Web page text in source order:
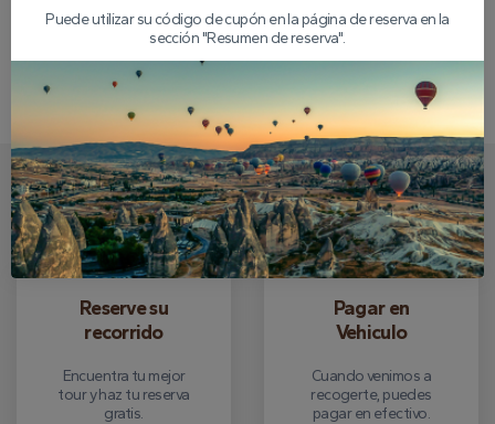
¿Cómo va todo el proceso?
Reserve su
recorrido
Encuentra tu mejor
tour y haz tu reserva
gratis.
Pagar en
Vehiculo
Cuando venimos a
recogerte, puedes
pagar en efectivo.
Puede utilizar su código de cupón en la página de reserva en la
sección "Resumen de reserva".